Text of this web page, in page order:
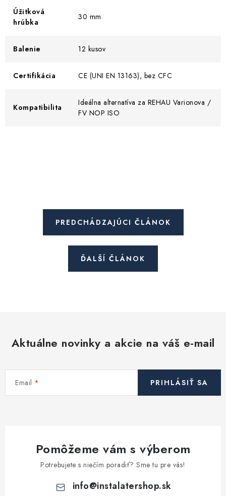
Úžitková
hrúbka
30 mm
Balenie 12 kusov
Certifikácia CE (UNI EN 13163), bez CFC
Kompatibilita
Ideálna alternatíva za REHAU Varionova /
FV NOP ISO
PREDCHÁDZAJÚCI ČLÁNOK
ĎALŠÍ ČLÁNOK
Aktuálne novinky a akcie na váš e-mail
Email PRIHLÁSIŤ SA
Pomôžeme vám s výberom
Potrebujete s niečím poradiť? Sme tu pre vás!
info@instalatershop.sk